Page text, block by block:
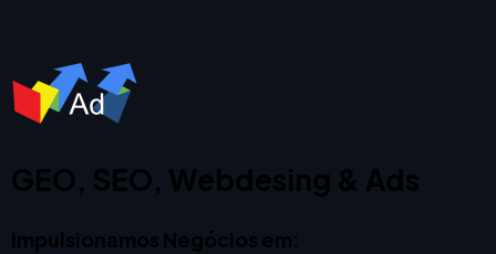
GEO, SEO, Webdesing & Ads
Impulsionamos Negócios em: